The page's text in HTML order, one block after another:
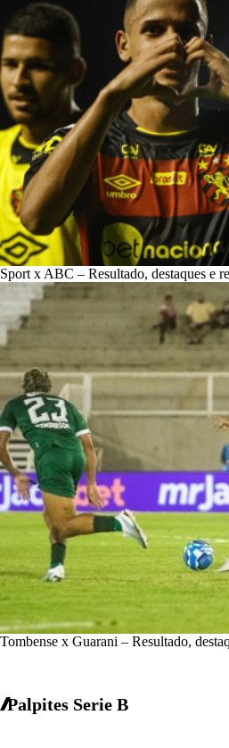
Sport x ABC – Resultado, destaques e
Tombense x Guarani – Resultado,
Palpites Serie B